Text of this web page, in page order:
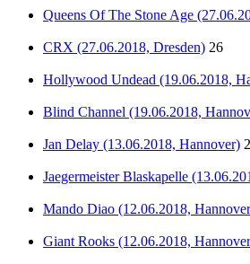
Queens Of The Stone Age
CRX (27.06.2018, Dresden) 26
Hollywood Undead (19.06.2018,
Blind Channel (19.06.2018,
Jan Delay (13.06.2018, Hannover)
Jaegermeister Blaskapelle
Mando Diao (12.06.2018,
Giant Rooks (12.06.2018,